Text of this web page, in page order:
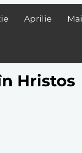
Aprilie Mai
Hristos